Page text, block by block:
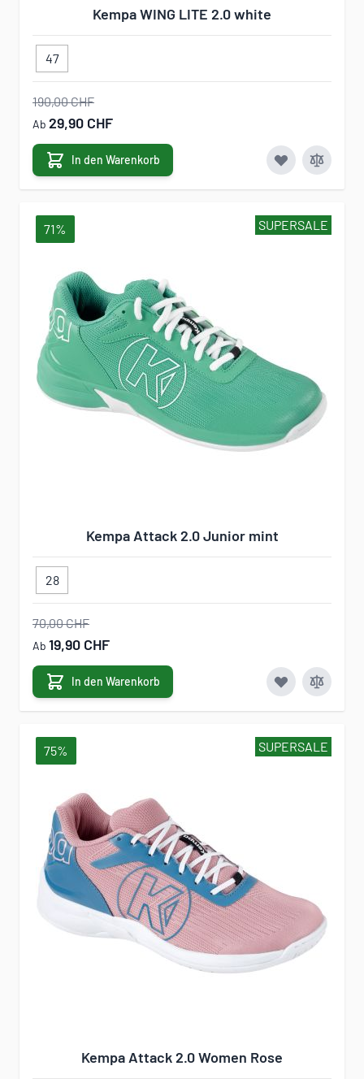
Kempa WING LITE 2.0 white
47
190,00 CHF
Ab 29,90 CHF
In den Warenkorb
SUPERSALE
71%
Kempa Attack 2.0 Junior mint
28
70,00 CHF
Ab 19,90 CHF
In den Warenkorb
SUPERSALE
75%
Kempa Attack 2.0 Women Rose